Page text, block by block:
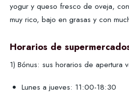
yogur y queso fresco de oveja,
muy rico, bajo en grasas y con
Horarios de
1) Bónus: sus horarios de apertura
Lunes a jueves: 11:00-18:30